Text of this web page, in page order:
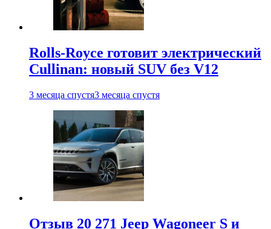
Rolls-Royce готовит электрический
Cullinan: новый SUV без V12
3 месяца спустя3 месяца спустя
Отзыв 20 271 Jeep Wagoneer S и